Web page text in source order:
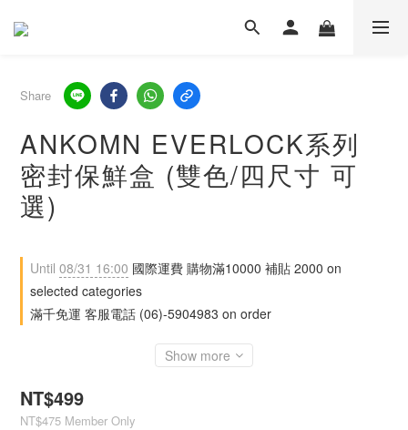
Share
ANKOMN EVERLOCK系列
密封保鮮盒 (雙色/四尺寸 可
選)
Until 08/31 16:00 國際運費 購物滿10000 補貼 2000 on
selected categories
滿千免運 客服電話 (06)-5904983 on order
Show more
NT$499
NT$475 Member Only